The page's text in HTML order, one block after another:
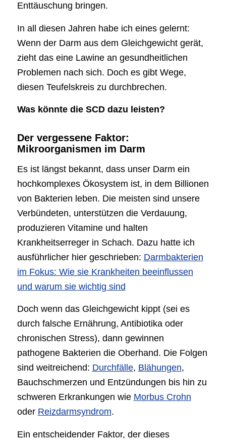
Enttäuschung bringen.
In all diesen Jahren habe ich eines gelernt:
Wenn der Darm aus dem Gleichgewicht gerät,
zieht das eine Lawine an gesundheitlichen
Problemen nach sich. Doch es gibt Wege,
diesen Teufelskreis zu durchbrechen.
Was könnte die SCD dazu leisten?
Der vergessene Faktor:
Mikroorganismen im Darm
Es ist längst bekannt, dass unser Darm ein
hochkomplexes Ökosystem ist, in dem Billionen
von Bakterien leben. Die meisten sind unsere
Verbündeten, unterstützen die Verdauung,
produzieren Vitamine und halten
Krankheitserreger in Schach. Dazu hatte ich
ausführlicher hier geschrieben: Darmbakterien
im Fokus: Wie sie Krankheiten beeinflussen
und warum sie wichtig sind
Doch wenn das Gleichgewicht kippt (sei es
durch falsche Ernährung, Antibiotika oder
chronischen Stress), dann gewinnen
pathogene Bakterien die Oberhand. Die Folgen
sind weitreichend: Durchfälle, Blähungen,
Bauchschmerzen und Entzündungen bis hin zu
schweren Erkrankungen wie Morbus Crohn
oder Reizdarmsyndrom.
Ein entscheidender Faktor, der dieses